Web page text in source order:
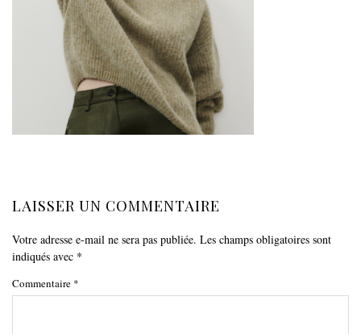
LAISSER UN COMMENTAIRE
Votre adresse e-mail ne sera pas publiée. Les champs obligatoires sont
indiqués avec *
Commentaire *